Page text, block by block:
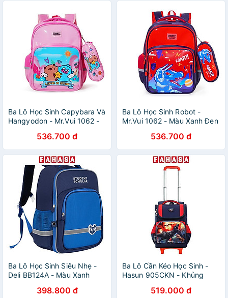
Ba Lô Học Sinh Capybara Và
Hangyodon - Mr.Vui 1062 -
536.700 đ
Ba Lô Học Sinh Robot -
Mr.Vui 1062 - Màu Xanh Đen
536.700 đ
Ba Lô Học Sinh Siêu Nhẹ -
Deli BB124A - Màu Xanh
398.800 đ
Ba Lô Cần Kéo Học Sinh -
Hasun 905CKN - Khủng
519.000 đ